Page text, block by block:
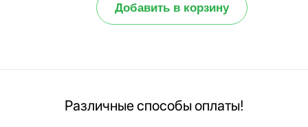
Добавить в корзину
Различные способы оплаты!